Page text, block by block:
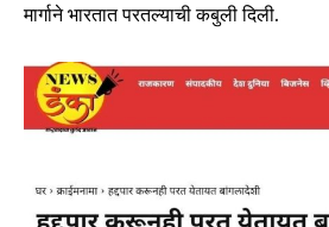
मार्गाने भारतात परतल्याची कबुली दिली.